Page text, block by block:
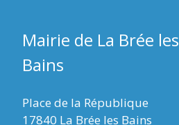
Mairie de La Brée les
Bains
Place de la République
17840 La Brée les Bains